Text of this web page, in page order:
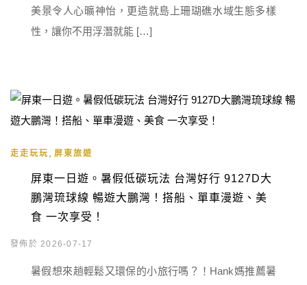
美景令人心曠神怡，更造就島上珊瑚礁水域生態多樣
性，讓你不用浮潛就能 […]
走走玩玩 屏東旅遊
屏東一日遊。暑假低碳玩法 台灣好行 9127D大
鵬灣琉球線 暢遊大鵬灣！搭船、單車漫遊、美
食 一次享受！
發佈於 2026-07-17
暑假想來趟輕鬆又環保的小旅行嗎？！Hank媽推薦暑